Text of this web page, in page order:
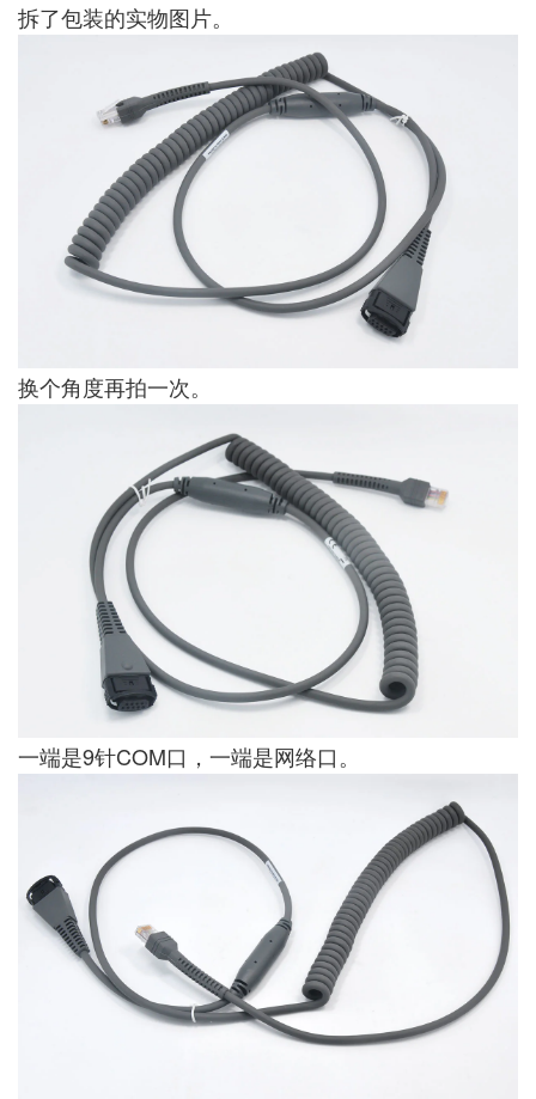
拆了包装的实物图片。
换个角度再拍一次。
一端是9针COM口，一端是网络口。